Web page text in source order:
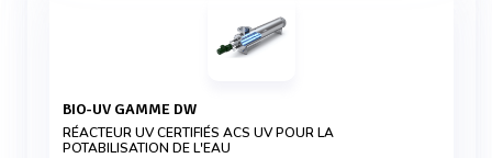
BIO-UV GAMME DW
RÉACTEUR UV CERTIFIÉS ACS UV POUR LA
POTABILISATION DE L'EAU